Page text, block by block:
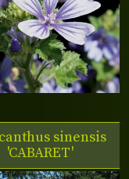
sinensis
'CABARET'